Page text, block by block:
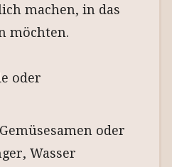
machen, in das
möchten.
oder
oder
Wasser